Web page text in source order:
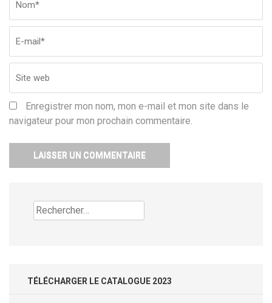
Enregistrer mon nom, mon e-mail et mon site dans le
navigateur pour mon prochain commentaire.
Rechercher :
TÉLÉCHARGER LE CATALOGUE 2023